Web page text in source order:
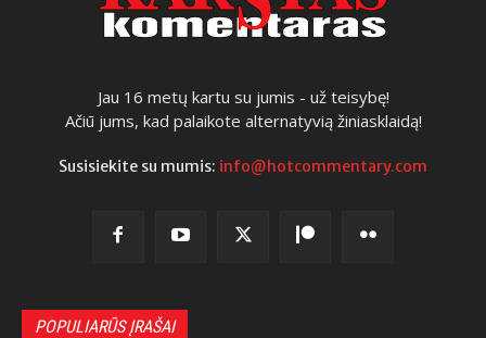
Jau 16 metų kartu su jumis - už teisybę!
Ačiū jums, kad palaikote alternatyvią žiniasklaidą!
Susisiekite su mumis: info@hotcommentary.com
POPULIARŪS ĮRAŠAI